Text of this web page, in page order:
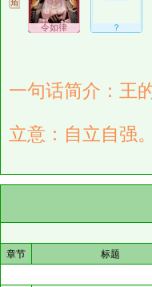
令如律 ？
一句话简介：王
立意：自立自强。
章节
标题